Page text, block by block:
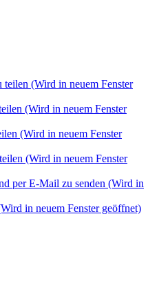
(Wird in neuem Fenster
(Wird in neuem Fenster
(Wird in neuem Fenster
(Wird in neuem Fenster
per E-Mail zu senden (Wird in
in neuem Fenster geöffnet)